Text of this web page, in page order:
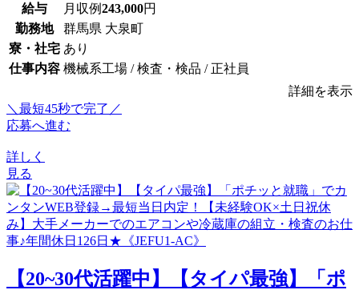
給与 月収例243,000円
勤務地
群馬県 大泉町
寮・社宅 あり
仕事内容 機械系工場 / 検査・検品 / 正社員
詳細を表示
＼最短45秒で完了／
応募へ進む
詳しく
見る
【20~30代活躍中】【タイパ最強】「ポ